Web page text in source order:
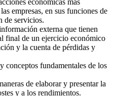
económicas más
empresas, en sus funciones de
de servicios.
externa que tienen
final de un ejercicio económico
y la cuenta de pérdidas y
fundamentales de los
de elaborar y presentar la
y a los rendimientos.